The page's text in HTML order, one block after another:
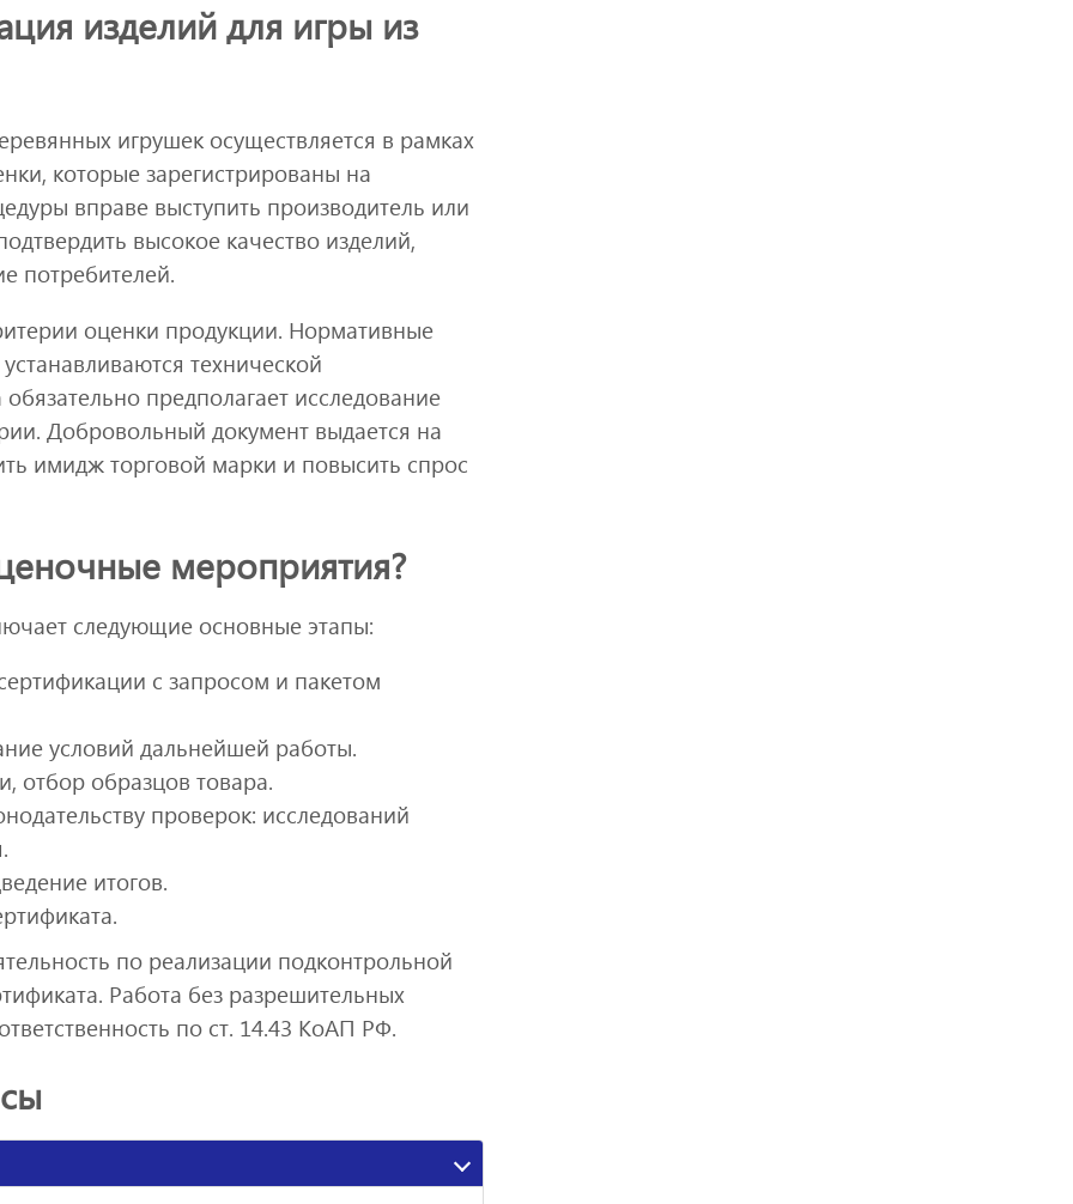
изделий для игры из
игрушек осуществляется в рамках
которые зарегистрированы на
вправе выступить производитель или
высокое качество изделий,
потребителей.
оценки продукции. Нормативные
технической
предполагает исследование
Добровольный документ выдается на
имидж торговой марки и повысить спрос
мероприятия?
следующие основные этапы:
с запросом и пакетом
условий дальнейшей работы.
отбор образцов товара.
проверок: исследований
итогов.
по реализации подконтрольной
Работа без разрешительных
по ст. 14.43 КоАП РФ.